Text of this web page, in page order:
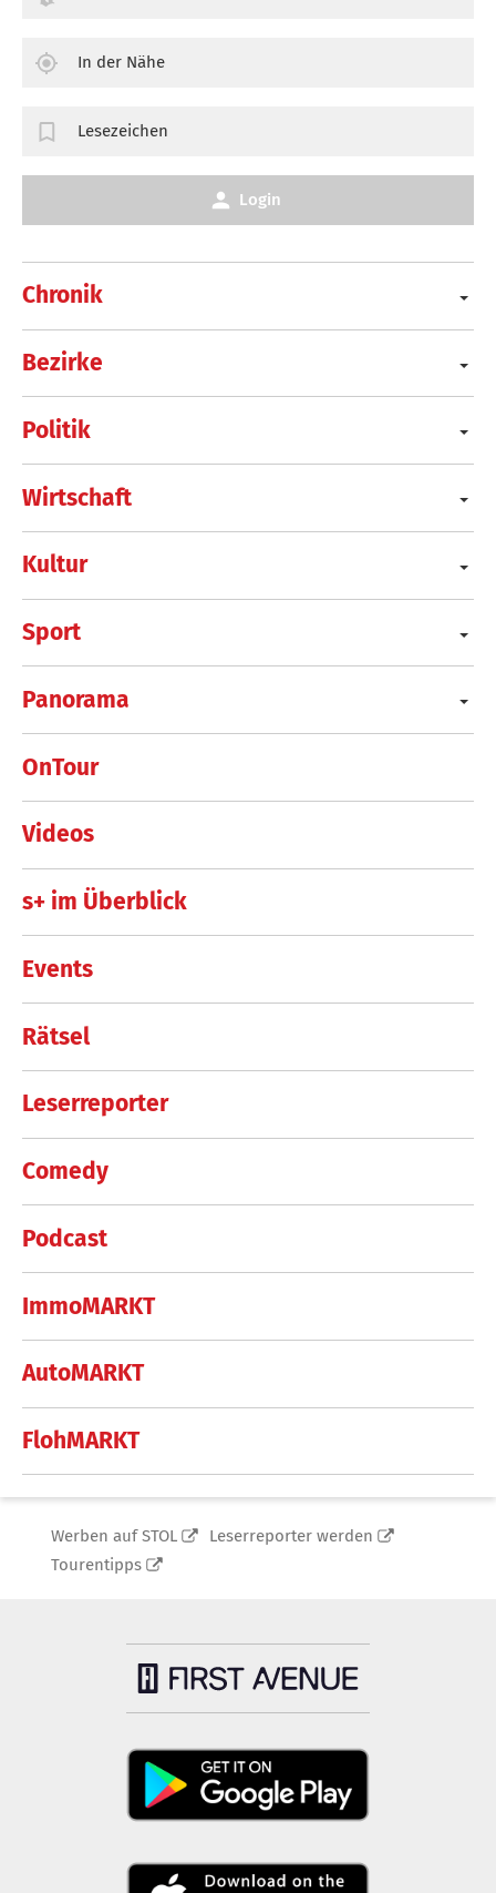
Chronik
Bezirke
Politik
Wirtschaft
Kultur
Sport
Panorama
OnTour
Videos
s+ im Überblick
Events
Rätsel
Leserreporter
Comedy
Podcast
ImmoMARKT
AutoMARKT
FlohMARKT
In der Nähe
Lesezeichen
Login
Werben auf STOL
Leserreporter werden
Tourentipps